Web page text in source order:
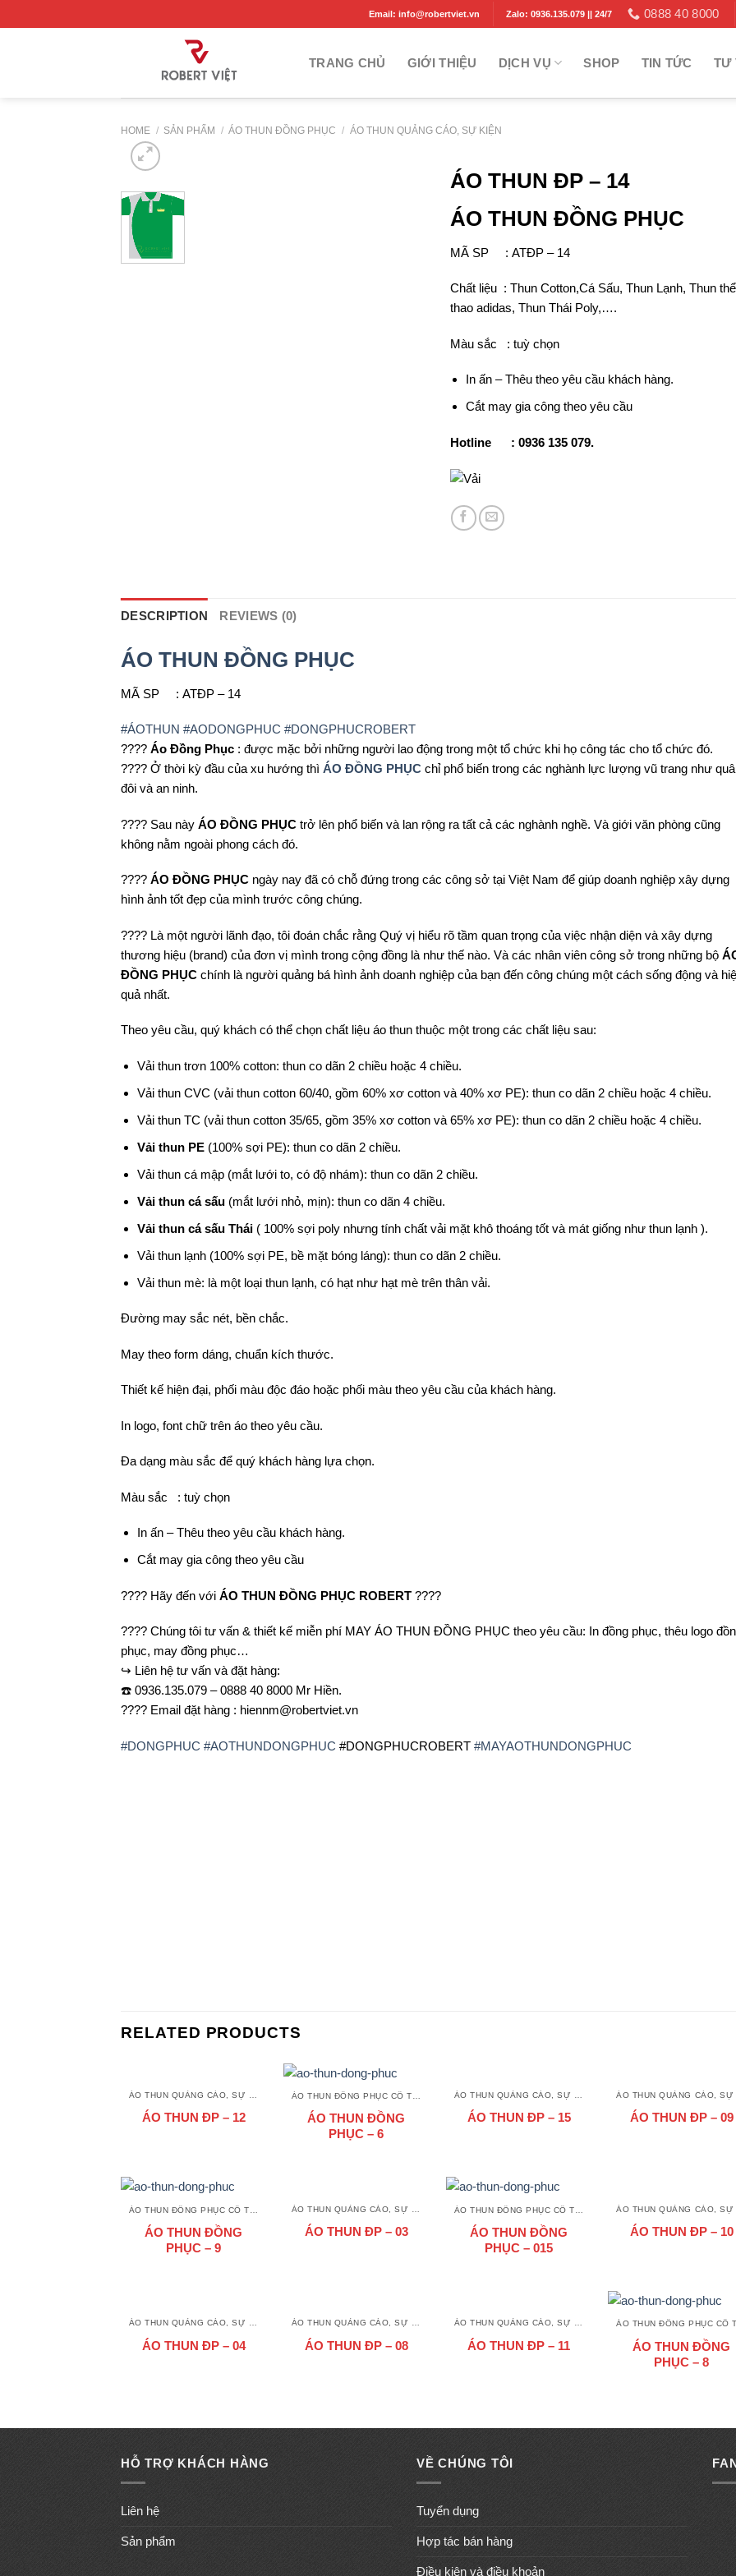
to
Email: info@robertviet.vn Zalo: 0936.135.079 || 24/7 0888 40 8000
TRANG CHỦ GIỚI THIỆU DỊCH VỤ SHOP TIN TỨC TƯ
HOME / SẢN PHẨM / ÁO THUN ĐỒNG PHỤC / ÁO THUN QUẢNG CÁO, SỰ KIỆN
ÁO THUN ĐP – 14
ÁO THUN ĐỒNG PHỤC
MÃ SP : ATĐP – 14
Chất liệu : Thun Cotton,Cá Sấu, Thun Lạnh, Thun thể
thao adidas, Thun Thái Poly,….
Màu sắc : tuỳ chọn
In ấn – Thêu theo yêu cầu khách hàng.
Cắt may gia công theo yêu cầu
Hotline : 0936 135 079.
DESCRIPTION REVIEWS (0)
ÁO THUN ĐỒNG PHỤC
MÃ SP : ATĐP – 14
#ÁOTHUN #AODONGPHUC #DONGPHUCROBERT
???? Áo Đồng Phục : được mặc bởi những người lao động trong một tổ chức khi họ công tác cho tổ chức đó.
???? Ở thời kỳ đầu của xu hướng thì ÁO ĐỒNG PHỤC chỉ phổ biến trong các nghành lực lượng vũ trang như
đôi và an ninh.
???? Sau này ÁO ĐỒNG PHỤC trở lên phổ biến và lan rộng ra tất cả các nghành nghề. Và giới văn phòng cũng
không nằm ngoài phong cách đó.
???? ÁO ĐỒNG PHỤC ngày nay đã có chỗ đứng trong các công sở tại Việt Nam để giúp doanh nghiệp xây dựng
hình ảnh tốt đẹp của mình trước công chúng.
???? Là một người lãnh đạo, tôi đoán chắc rằng Quý vị hiểu rõ tầm quan trọng của việc nhận diện và xây dựng
thương hiệu (brand) của đơn vị mình trong cộng đồng là như thế nào. Và các nhân viên công sở trong những bộ
ĐỒNG PHỤC chính là người quảng bá hình ảnh doanh nghiệp của bạn đến công chúng một cách sống động và
quả nhất.
Theo yêu cầu, quý khách có thể chọn chất liệu áo thun thuộc một trong các chất liệu sau:
Vải thun trơn 100% cotton: thun co dãn 2 chiều hoặc 4 chiều.
Vải thun CVC (vải thun cotton 60/40, gồm 60% xơ cotton và 40% xơ PE): thun co dãn 2 chiều hoặc 4 chiều.
Vải thun TC (vải thun cotton 35/65, gồm 35% xơ cotton và 65% xơ PE): thun co dãn 2 chiều hoặc 4 chiều.
Vải thun PE(100% sợi PE): thun co dãn 2 chiều.
Vải thun cá mập (mắt lưới to, có độ nhám): thun co dãn 2 chiều.
Vải thun cá sấu(mắt lưới nhỏ, mịn): thun co dãn 4 chiều.
Vải thun cá sấu Thái( 100% sợi poly nhưng tính chất vải mặt khô thoáng tốt và mát giống như thun lạnh ).
Vải thun lạnh (100% sợi PE, bề mặt bóng láng): thun co dãn 2 chiều.
Vải thun mè: là một loại thun lạnh, có hạt như hạt mè trên thân vải.
Đường may sắc nét, bền chắc.
May theo form dáng, chuẩn kích thước.
Thiết kế hiện đại, phối màu độc đáo hoặc phối màu theo yêu cầu của khách hàng.
In logo, font chữ trên áo theo yêu cầu.
Đa dạng màu sắc để quý khách hàng lựa chọn.
Màu sắc : tuỳ chọn
In ấn – Thêu theo yêu cầu khách hàng.
Cắt may gia công theo yêu cầu
???? Hãy đến với ÁO THUN ĐỒNG PHỤC ROBERT ????
???? Chúng tôi tư vấn & thiết kế miễn phí MAY ÁO THUN ĐỒNG PHỤC theo yêu cầu: In đồng phục, thêu logo
phục, may đồng phục…
↪️ Liên hệ tư vấn và đặt hàng:
☎️ 0936.135.079 – 0888 40 8000 Mr Hiền.
???? Email đặt hàng : hiennm@robertviet.vn
#DONGPHUC #AOTHUNDONGPHUC #DONGPHUCROBERT #MAYAOTHUNDONGPHUC
RELATED PRODUCTS
ÁO THUN ĐP – 12
ÁO THUN ĐỒNG
PHỤC – 6
ÁO THUN ĐP – 15 ÁO THUN ĐP – 09
ÁO THUN ĐỒNG
PHỤC – 9
ÁO THUN ĐP – 03
ÁO THUN ĐỒNG
PHỤC – 015
ÁO THUN ĐP – 10
ÁO THUN QUẢNG CÁO, SỰ KIỆN
ÁO THUN ĐP – 04
ÁO THUN QUẢNG CÁO, SỰ KIỆN
ÁO THUN ĐP – 08
ÁO THUN QUẢNG CÁO, SỰ KIỆN
ÁO THUN ĐP – 11
ÁO THUN ĐỒNG
PHỤC – 8
HỖ TRỢ KHÁCH HÀNG
Liên hệ
Sản phẩm
VỀ CHÚNG TÔI
Tuyển dụng
Hợp tác bán hàng
Điều kiện và điều khoản